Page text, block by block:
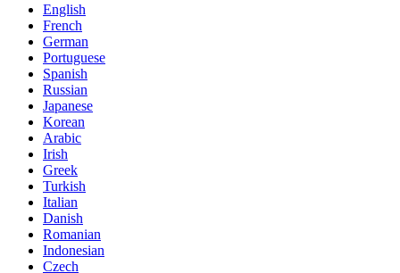
English
French
German
Portuguese
Spanish
Russian
Japanese
Korean
Arabic
Irish
Greek
Turkish
Italian
Danish
Romanian
Indonesian
Czech